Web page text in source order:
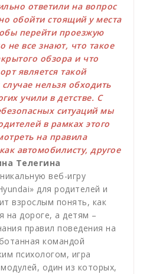
ответили на вопрос
обойти стоящий у места
перейти проезжую
не все знают, что такое
обзора и что
является такой
нельзя обходить
учили в детстве. С
ситуаций мы
в рамках этого
на правила
автомобилисту, другое
Телегина
веб-игру
для родителей и
взрослым понять, как
на дороге, а детям –
правил поведения на
командой
психологом, игра
один из которых,